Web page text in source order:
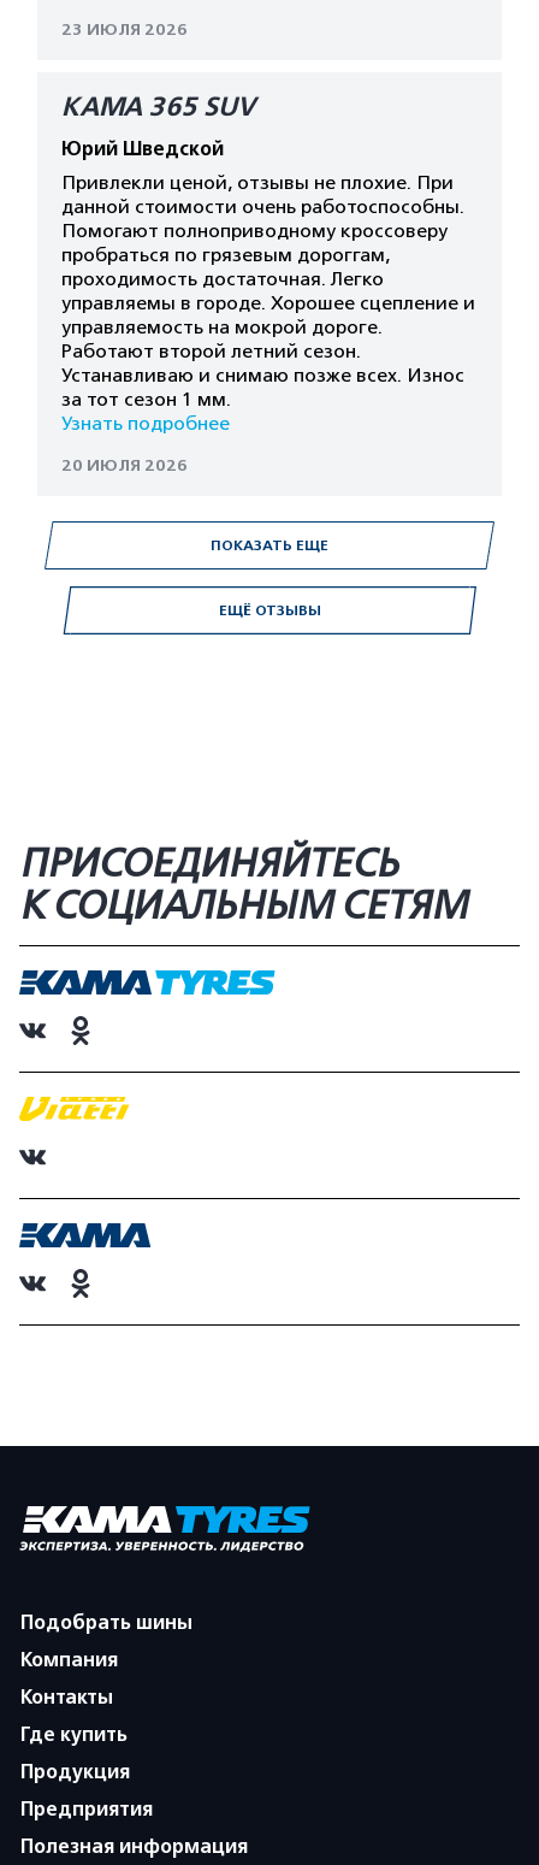
ЕЩЁ ОТЗЫВЫ
23 ИЮЛЯ 2026
КАМА 365 SUV
Юрий Шведской
Привлекли ценой, отзывы не плохие. При
данной стоимости очень работоспособны.
Помогают полноприводному кроссоверу
пробраться по грязевым дороггам,
проходимость достаточная. Легко
управляемы в городе. Хорошее сцепление и
управляемость на мокрой дороге.
Работают второй летний сезон.
Устанавливаю и снимаю позже всех. Износ
за тот сезон 1 мм.
Узнать подробнее
20 ИЮЛЯ 2026
ПОКАЗАТЬ ЕЩЕ
ПРИСОЕДИНЯЙТЕСЬ
К СОЦИАЛЬНЫМ СЕТЯМ
Подобрать шины
Компания
Контакты
Где купить
Продукция
Предприятия
Полезная информация